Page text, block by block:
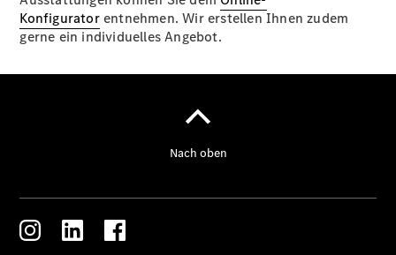
Garantie
Konfiguratorentnehmen. Wir erstellen Ihnen zudem
gerne ein individuelles Angebot.